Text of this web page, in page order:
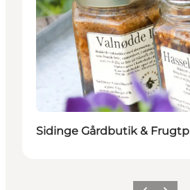
Sidinge Gårdbutik &